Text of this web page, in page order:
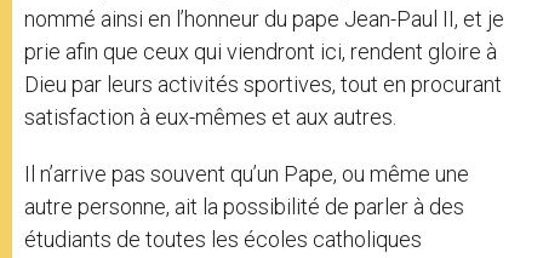
nommé ainsi en l’honneur du pape Jean-Paul II, et je
prie afin que ceux qui viendront ici, rendent gloire à
Dieu par leurs activités sportives, tout en procurant
satisfaction à eux-mêmes et aux autres.
Il n’arrive pas souvent qu’un Pape, ou même une
autre personne, ait la possibilité de parler à des
étudiants de toutes les écoles catholiques